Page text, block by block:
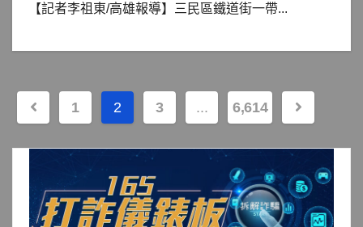
【記者李祖東/高雄報導】三民區鐵道街一帶...
文
章
頁
1 2 3 ... 6,614